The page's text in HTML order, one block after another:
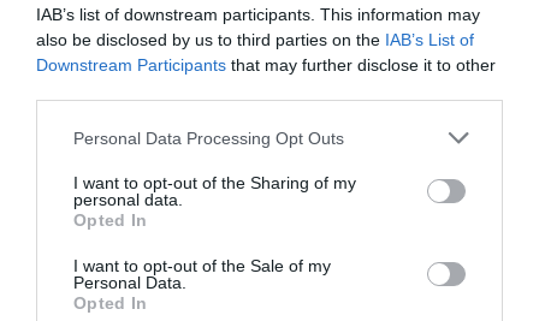
IAB’s list of downstream participants. This information may
also be disclosed by us to third parties on the IAB’s List of
Downstream Participants that may further disclose it to other
Please note that this website/app uses one or more Google
not limited to your visit or usage behaviour. You may click to
grant or deny consent to Google and its third-party tags to
use your data for below specified purposes in below Google
consent section.
Personal Data Processing Opt Outs
I want to opt-out of the Sharing of my
personal data.
Opted In
I want to opt-out of the Sale of my
Personal Data.
Opted In
Μεταφορών-Υποδομών, διάλογο με τα αστικά
ΚΤΕΛ της περιφέρειας και σοβαρούς
εκπροσώπους φορέων, μακριά από κομματικές
Προφανώς, οι διαδικασίες αυτές παρακάμφθηκαν
για χάρη ενός "πυροτεχνήματος" που έγινε δυνατός
τίτλος στα δελτία ειδήσεων και στα sites! Αν
λαϊκισμό και τη δημαγωγία, αυτός είναι ένας
δρόμος χωρίς επιστροφή. Ειδικά στη σημερινή